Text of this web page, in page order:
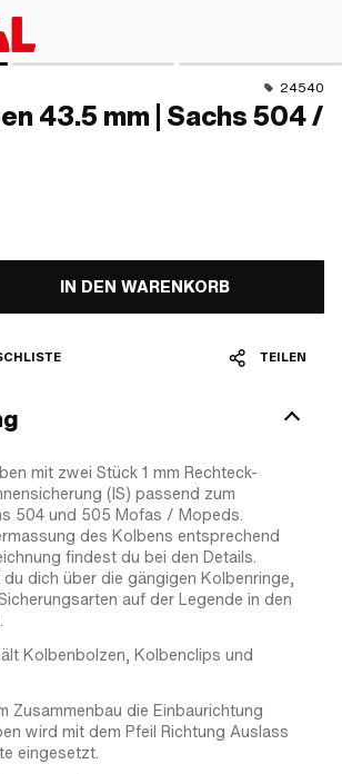
24540
43.5 mm | Sachs 504 /
IN DEN WARENKORB
TEILEN
mit zwei Stück 1 mm Rechteck-
(IS) passend zum
504 und 505 Mofas / Mopeds.
des Kolbens entsprechend
findest du bei den Details.
dich über die gängigen Kolbenringe,
auf der Legende in den
Kolbenbolzen, Kolbenclips und
Zusammenbau die Einbaurichtung
wird mit dem Pfeil Richtung Auslass
eingesetzt.